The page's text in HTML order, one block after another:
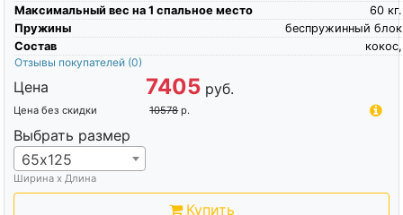
Максимальный вес на 1 спальное место
кг.
60
Пружины
беспружинный блок
Состав
кокос,
Отзывы покупателей (0)
Цена 7405 руб.
Цена без скидки 10578 р.
Выбрать размер
65х125
Ширина х Длина
Купить